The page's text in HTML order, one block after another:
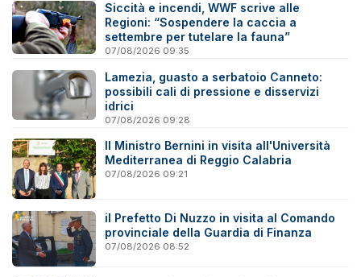
Siccità e incendi, WWF scrive alle
Regioni: “Sospendere la caccia a
settembre per tutelare la fauna”
07/08/2026 09:35
Lamezia, guasto a serbatoio Canneto:
possibili cali di pressione e disservizi
idrici
07/08/2026 09:28
Il Ministro Bernini in visita all'Università
Mediterranea di Reggio Calabria
07/08/2026 09:21
il Prefetto Di Nuzzo in visita al Comando
provinciale della Guardia di Finanza
07/08/2026 08:52